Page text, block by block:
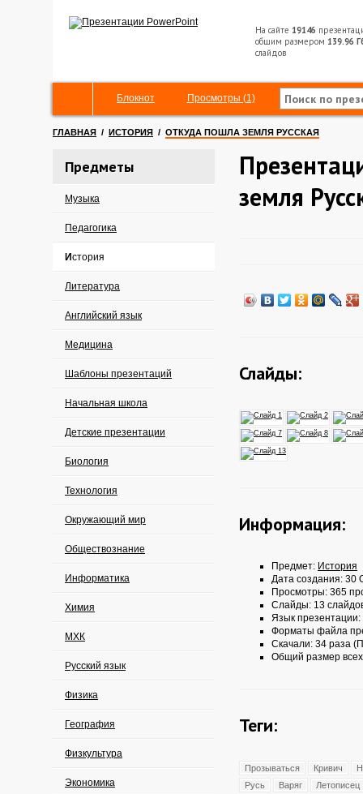
На сайте 19146
общим размером 139.96
слайдов
Блокнот Просмотры (1)
ГЛАВНАЯ / ИСТОРИЯ / ОТКУДА ПОШЛА ЗЕМЛЯ РУССКАЯ
Предметы
Музыка
Педагогика
История
Литература
Английский язык
Медицина
Шаблоны презентаций
Начальная школа
Детские презентации
Биология
Технология
Окружающий мир
Обществознание
Информатика
Химия
МХК
Русский язык
Физика
География
Физкультура
Экономика
земля
Слайды:
Информация:
Предмет: История
Дата создания: 30
Просмотры: 365
Слайды: 13
Язык презентации:
Форматы файла
Скачали: 34 раза
Общий размер
Теги:
Прозываться Кривич
Русь
Варяг
Летописец